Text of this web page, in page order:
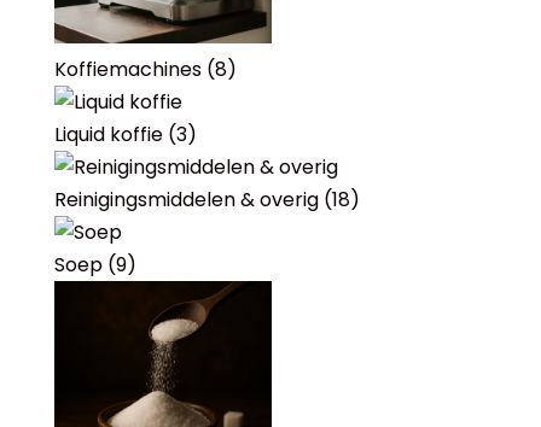
Koffiemachines (8)
Liquid koffie (3)
Reinigingsmiddelen & overig (18)
Soep (9)